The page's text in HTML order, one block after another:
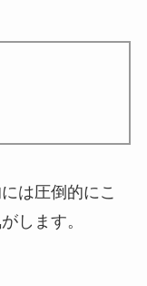
は圧倒的にこ
します。